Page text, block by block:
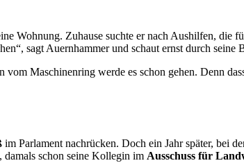
Wohnung. Zuhause suchte er nach Aushilfen, die
sagt Auernhammer und schaut ernst durch seine
Maschinenring werde es schon gehen. Denn
im Parlament nachrücken. Doch ein Jahr später, bei
, damals schon seine Kollegin im Ausschuss für